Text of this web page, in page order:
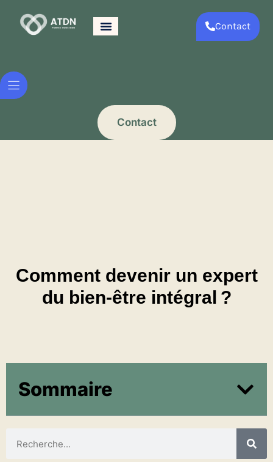
Contact
Contact
Comment devenir un expert
du bien-être intégral ?
Sommaire